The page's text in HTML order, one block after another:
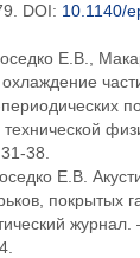
DOI: 10.1140/
Е.В.,
38.
Е.В.
покрытых